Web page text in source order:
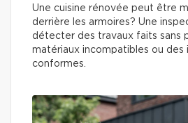
Une cuisine rénovée peut être
derrière les armoires? Une
détecter des travaux faits sans
matériaux incompatibles ou des
conformes.